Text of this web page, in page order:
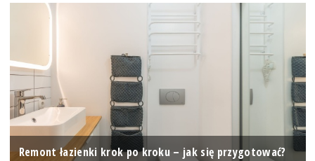
Remont łazienki krok po kroku – jak się przygotować?